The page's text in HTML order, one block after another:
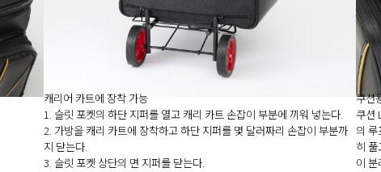
캐리어 카트에 장착 가능
1. 슬릿 포켓의 하단 지퍼를 열고 캐리 카트 손잡이 부분에 끼워 넣는다.
2. 가방을 캐리 카트에 장착하고 하단 지퍼를 몇 달러짜리 손잡이 부분까
지 닫는다.
3. 슬릿 포켓 상단의 면 지퍼를 닫는다.
쿠션
쿠션
의
히
이